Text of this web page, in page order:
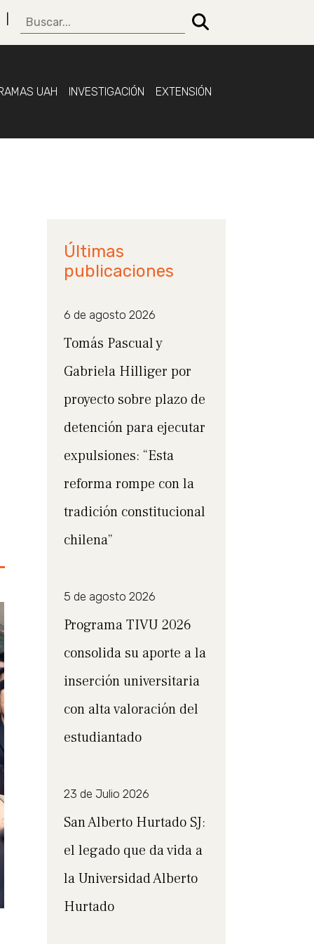
UAH INVESTIGACIÓN EXTENSIÓN
Últimas
publicaciones
6 de agosto 2026
Tomás Pascual y
Gabriela Hilliger por
proyecto sobre plazo de
detención para ejecutar
expulsiones: “Esta
reforma rompe con la
tradición constitucional
chilena”
5 de agosto 2026
Programa TIVU 2026
consolida su aporte a la
inserción universitaria
con alta valoración del
estudiantado
23 de Julio 2026
San Alberto Hurtado SJ:
el legado que da vida a
la Universidad Alberto
Hurtado